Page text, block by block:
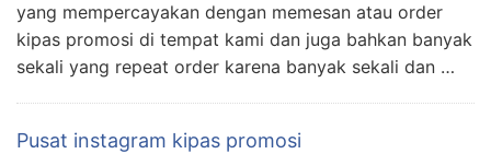
yang mempercayakan dengan memesan atau order
kipas promosi di tempat kami dan juga bahkan banyak
sekali yang repeat order karena banyak sekali dan …
Pusat instagram kipas promosi